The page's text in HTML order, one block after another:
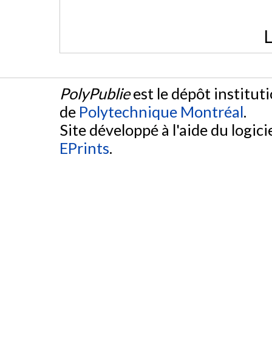
PolyPublieest le dépôt
de Polytechnique Montréal.
Site développé à l'aide du
EPrints.